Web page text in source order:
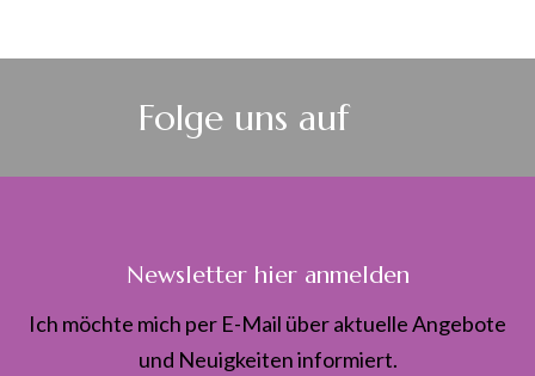
Folge uns auf
Newsletter hier anmelden
Ich möchte mich per E-Mail über aktuelle Angebote
und Neuigkeiten informiert.